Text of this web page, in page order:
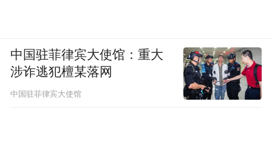
中国驻菲律宾大使馆：重大
涉诈逃犯檀某落网
中国驻菲律宾大使馆